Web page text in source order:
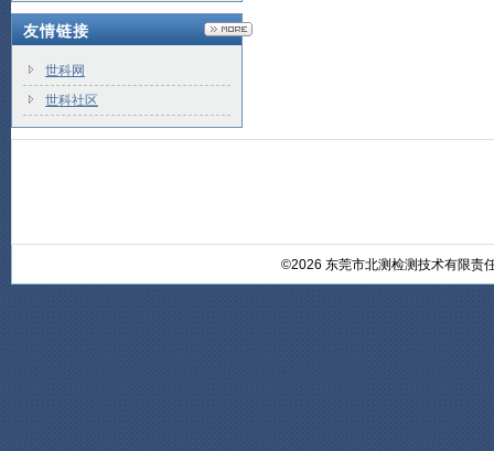
友情链接
世科网
世科社区
©2026 东莞市北测检测技术有限责